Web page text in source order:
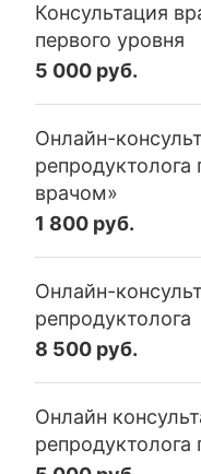
Консультация
первого уровня
5 000 руб.
Онлайн-
врачом»
1 800 руб.
Онлайн-
репродуктолога
8 500 руб.
Онлайн
репродуктолога